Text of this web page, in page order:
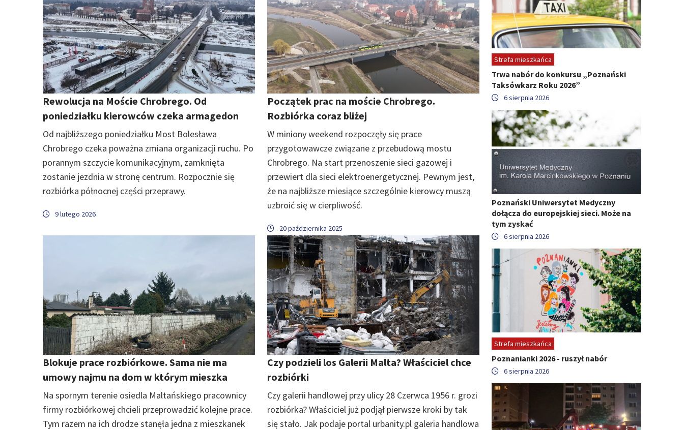
Rewolucja na Moście Chrobrego. Od
poniedziałku kierowców czeka armagedon
Od najbliższego poniedziałku Most Bolesława
Chrobrego czeka poważna zmiana organizacji ruchu. Po
porannym szczycie komunikacyjnym, zamknięta
zostanie jezdnia w stronę centrum. Rozpocznie się
rozbiórka północnej części przeprawy.
9 lutego 2026
Początek prac na moście Chrobrego.
Rozbiórka coraz bliżej
W miniony weekend rozpoczęły się prace
przygotowawcze związane z przebudową mostu
Chrobrego. Na start przenoszenie sieci gazowej i
przewiert dla sieci elektroenergetycznej. Pewnym jest,
że na najbliższe miesiące szczególnie kierowcy muszą
uzbroić się w cierpliwość.
20 października 2025
Blokuje prace rozbiórkowe. Sama nie ma
umowy najmu na dom w którym mieszka
Na spornym terenie osiedla Maltańskiego pracownicy
firmy rozbiórkowej chcieli przeprowadzić kolejne prace.
Tym razem na ich drodze stanęła jedna z mieszkanek
Czy podzieli los Galerii Malta? Właściciel chce
rozbiórki
Czy galerii handlowej przy ulicy 28 Czerwca 1956 r. grozi
rozbiórka? Właściciel już podjął pierwsze kroki by tak
się stało. Jak podaje portal urbanity.pl galeria handlowa
Strefa mieszkańca
Trwa nabór do konkursu „Poznański
Taksówkarz Roku 2026”
6 sierpnia 2026
Poznański Uniwersytet Medyczny
dołącza do europejskiej sieci. Może na
tym zyskać
6 sierpnia 2026
Strefa mieszkańca
Poznanianki 2026 - ruszył nabór
6 sierpnia 2026